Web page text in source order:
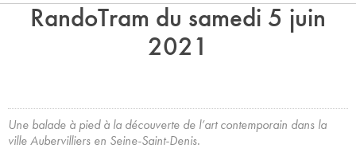
RandoTram du samedi 5 juin
2021
Une balade à pied à la découverte de l’art contemporain dans la
ville Aubervilliers en Seine-Saint-Denis.